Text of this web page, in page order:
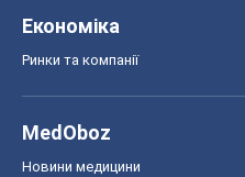
Економіка
Ринки та компанії
MedOboz
Новини медицини